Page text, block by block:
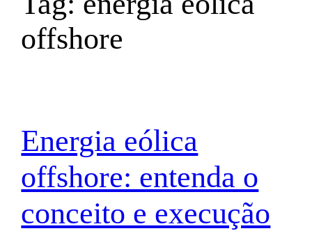
offshore
Energia eólica
offshore: entenda o
conceito e execução